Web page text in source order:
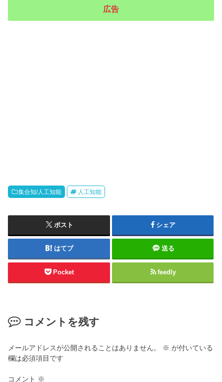
広告
集合知/人工知能 人工知能
ポスト シェア
はてブ 送る
Pocket feedly
コメントを残す
メールアドレスが公開されることはありません。 ※ が付いている
欄は必須項目です
コメント ※